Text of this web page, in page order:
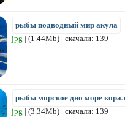
рыбы подводный мир акула
jpg | (1.44Mb) | скачали: 139
рыбы морское дно море
jpg | (3.34Mb) | скачали: 139